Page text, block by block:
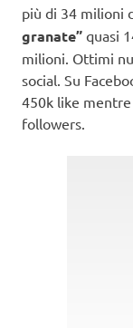
più di 34 milioni
granate” quasi
milioni. Ottimi
social. Su
450k like
followers.